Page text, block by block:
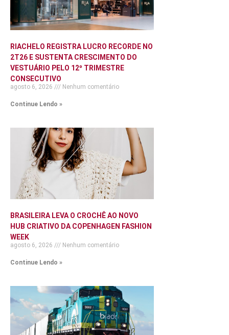
RIACHELO REGISTRA LUCRO RECORDE NO
2T26 E SUSTENTA CRESCIMENTO DO
VESTUÁRIO PELO 12º TRIMESTRE
CONSECUTIVO
agosto 6, 2026 Nenhum comentário
Continue Lendo »
BRASILEIRA LEVA O CROCHÊ AO NOVO
HUB CRIATIVO DA COPENHAGEN FASHION
WEEK
agosto 6, 2026 Nenhum comentário
Continue Lendo »